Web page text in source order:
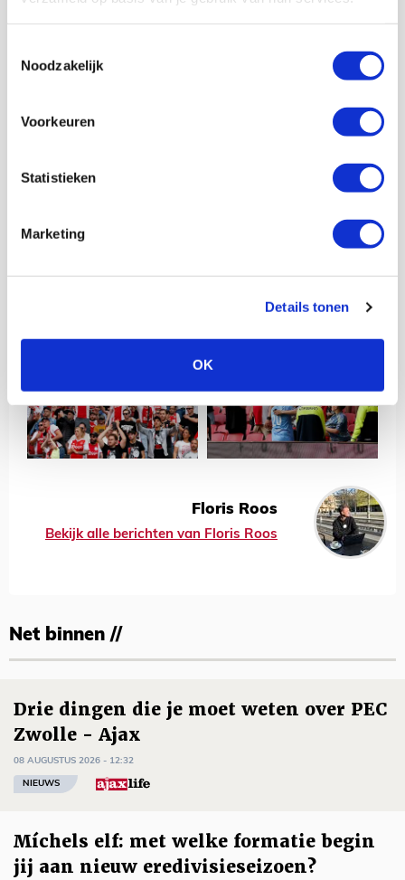
Noodzakelijk
Voorkeuren
Statistieken
Marketing
Details tonen
OK
Floris Roos
Bekijk alle berichten van Floris Roos
Net binnen //
Drie dingen die je moet weten over PEC
Zwolle - Ajax
08 AUGUSTUS 2026 - 12:32
NIEUWS
Míchels elf: met welke formatie begin
jij aan nieuw eredivisieseizoen?